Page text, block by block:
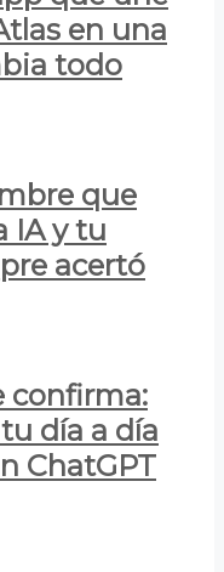
en una
todo
que
IA y tu
acertó
confirma:
día a día
ChatGPT